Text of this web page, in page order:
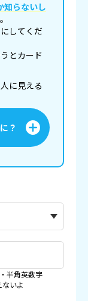
知らないし
してくだ
とカード
に見える
？
半角英数字
いよ